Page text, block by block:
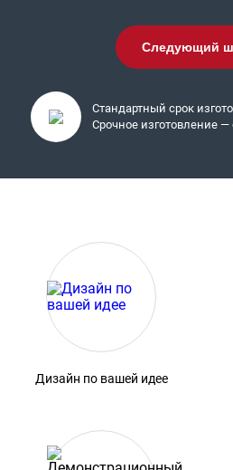
Стандартный срок
Срочное изготовление —
Следующий
Дизайн по вашей идее